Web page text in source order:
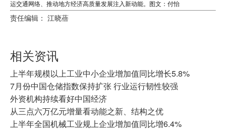
运交通网络、推动地方经济高质量发展注入新动能。图文：付怡
责任编辑： 江晓蓓
相关资讯
上半年规模以上工业中小企业增加值同比增长5.8%
7月份中国仓储指数保持扩张 行业运行韧性较强
外资机构持续看好中国经济
从三点六万亿元增量看动能之新、结构之优
上半年全国机械工业规上企业增加值同比增6.4%